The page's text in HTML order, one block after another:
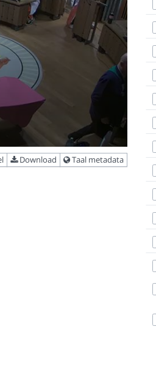
Download Taal metadata